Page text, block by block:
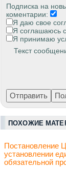
Подписка на
коментарии:
Я даю свое
Я соглашаюсь
Я принимаю
Текст
ПОХОЖИЕ
установлении
обязательной